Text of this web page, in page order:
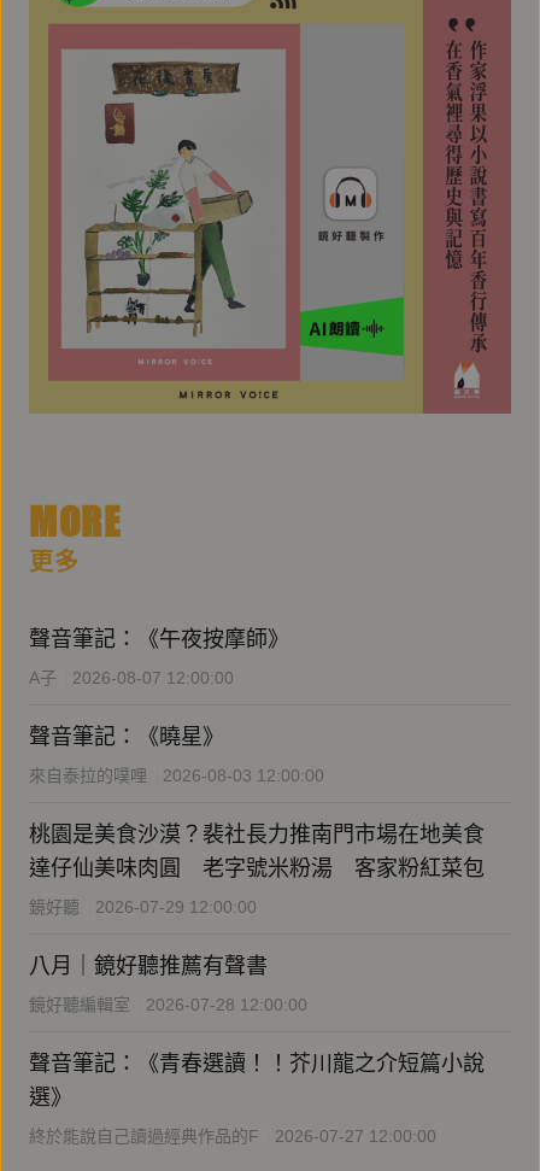
MORE
更多
聲音筆記：《午夜按摩師》
A子 2026-08-07 12:00:00
聲音筆記：《曉星》
來自泰拉的噗哩 2026-08-03 12:00:00
桃園是美食沙漠？裴社長力推南門市場在地美食
達仔仙美味肉圓 老字號米粉湯 客家粉紅菜包
鏡好聽 2026-07-29 12:00:00
八月｜鏡好聽推薦有聲書
鏡好聽編輯室 2026-07-28 12:00:00
聲音筆記：《青春選讀！！芥川龍之介短篇小說
選》
終於能說自己讀過經典作品的F 2026-07-27 12:00:00